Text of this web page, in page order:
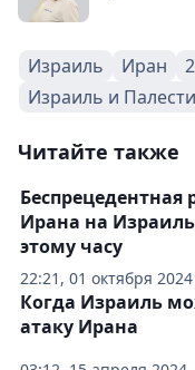
Израиль Иран
Израиль и
Читайте также
22:21, 01 октября 2024
Беспрецедентная
Ирана на
этому часу
Когда Израиль
атаку Ирана